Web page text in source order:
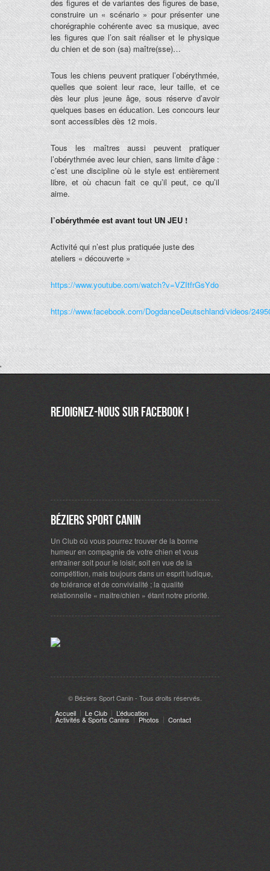
des figures et de variantes des figures de base,
construire un « scénario » pour présenter une
chorégraphie cohérente avec sa musique, avec
les figures que l’on sait réaliser et le physique
du chien et de son (sa) maître(sse)…
Tous les chiens peuvent pratiquer l’obérythmée,
quelles que soient leur race, leur taille, et ce
dès leur plus jeune âge, sous réserve d’avoir
quelques bases en éducation. Les concours leur
sont accessibles dès 12 mois.
Tous les maîtres aussi peuvent pratiquer
l’obérythmée avec leur chien, sans limite d’âge :
c’est une discipline où le style est entièrement
libre, et où chacun fait ce qu’il peut, ce qu’il
aime.
l’obérythmée est avant tout UN JEU !
Activité qui n’est plus pratiquée juste des
ateliers « découverte »
https://www.youtube.com/watch?v=VZItfrGsYdo
https://www.facebook.com/DogdanceDeutschland/videos/
'
Rejoignez-nous sur Facebook !
Béziers Sport Canin
Un Club où vous pourrez trouver de la bonne
humeur en compagnie de votre chien et vous
entraîner soit pour le loisir, soit en vue de la
compétition, mais toujours dans un esprit ludique,
de tolérance et de convivialité ; la qualité
relationnelle « maître/chien » étant notre priorité.
© Béziers Sport Canin - Tous droits réservés.
Accueil
Le Club L’éducation
Activités & Sports Canins Photos Contact